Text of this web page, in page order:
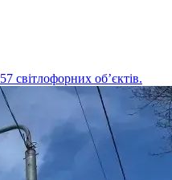
світлофорних об’єктів.